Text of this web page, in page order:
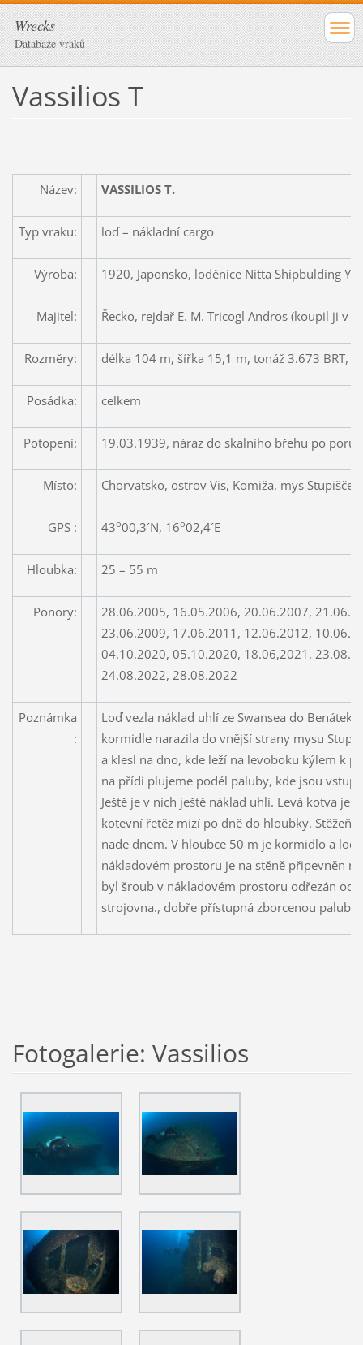
Wrecks
Databáze vraků
Vassilios T
Název: VASSILIOS T.
Typ vraku: loď – nákladní cargo
Výroba: 1920, Japonsko, loděnice Nitta Shipbulding
Majitel: Řecko, rejdař E. M. Tricogl Andros (koupil ji v r
Rozměry: délka 104 m, šířka 15,1 m, tonáž 3.673 BRT,
Posádka: celkem
Potopení: 19.03.1939, náraz do skalního břehu po
Místo: Chorvatsko, ostrov Vis, Komiža, mys Stupišče
GPS : 43o00,3´N, 16o02,4´E
Hloubka: 25 – 55 m
Ponory:
28.06.2005, 16.05.2006, 20.06.2007,
23.06.2009, 17.06.2011, 12.06.2012,
04.10.2020, 05.10.2020, 18.06,2021,
24.08.2022, 28.08.2022
Poznámka
:
Loď vezla náklad uhlí ze Swansea do Benátek.
kormidle narazila do vnější strany mysu
a klesl na dno, kde leží na levoboku kýlem k
na přídi plujeme podél paluby, kde jsou
Ještě je v nich ještě náklad uhlí. Levá kotva je
kotevní řetěz mizí po dně do hloubky. Stěžeň
nade dnem. V hloubce 50 m je kormidlo a
nákladovém prostoru je na stěně připevněn
byl šroub v nákladovém prostoru odřezán od
strojovna., dobře přístupná zborcenou
Fotogalerie: Vassilios